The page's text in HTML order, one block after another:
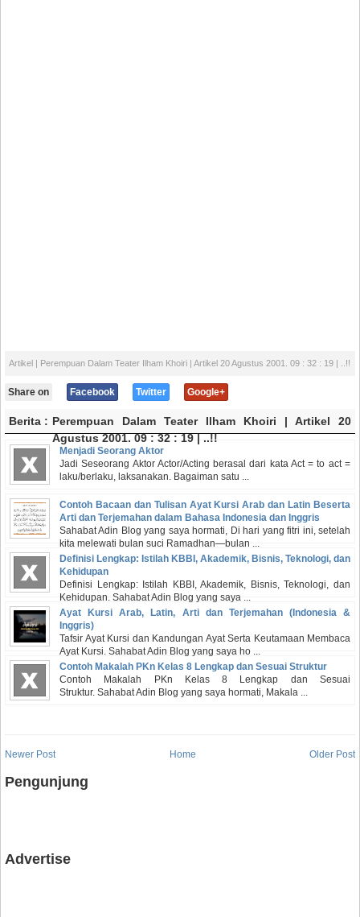
Artikel | Perempuan Dalam Teater Ilham Khoiri | Artikel 20 Agustus 2001. 09 : 32 : 19 | ..!!
Share on Facebook Twitter Google+
Berita : Perempuan Dalam Teater Ilham Khoiri | Artikel 20
Agustus 2001. 09 : 32 : 19 | ..!!
Menjadi Seorang Aktor
Jadi Seseorang Aktor Actor/Acting berasal dari kata Act = to act =
laku/berlaku, laksanakan. Bagaiman satu ...
Contoh Bacaan dan Tulisan Ayat Kursi Arab dan Latin Beserta
Arti dan Terjemahan dalam Bahasa Indonesia dan Inggris
Sahabat Adin Blog yang saya hormati, Di hari yang fitri ini, setelah
kita melewati bulan suci Ramadhan—bulan ...
Definisi Lengkap: Istilah KBBI, Akademik, Bisnis, Teknologi, dan
Kehidupan
Definisi Lengkap: Istilah KBBI, Akademik, Bisnis, Teknologi, dan
Kehidupan. Sahabat Adin Blog yang saya ...
Ayat Kursi Arab, Latin, Arti dan Terjemahan (Indonesia &
Inggris)
Tafsir Ayat Kursi dan Kandungan Ayat Serta Keutamaan Membaca
Ayat Kursi. Sahabat Adin Blog yang saya ho ...
Contoh Makalah PKn Kelas 8 Lengkap dan Sesuai Struktur
Contoh Makalah PKn Kelas 8 Lengkap dan Sesuai
Struktur. Sahabat Adin Blog yang saya hormati, Makala ...
Newer Post Older Post
Home
Pengunjung
Advertise